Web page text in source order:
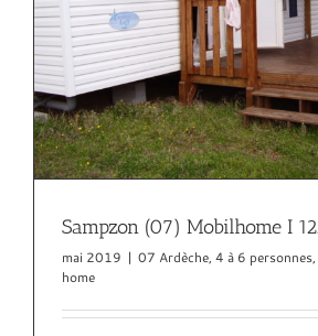
Sampzon (07) Mobilhome I
mai 2019 | 07 Ardèche, 4 à 6 personnes,
home